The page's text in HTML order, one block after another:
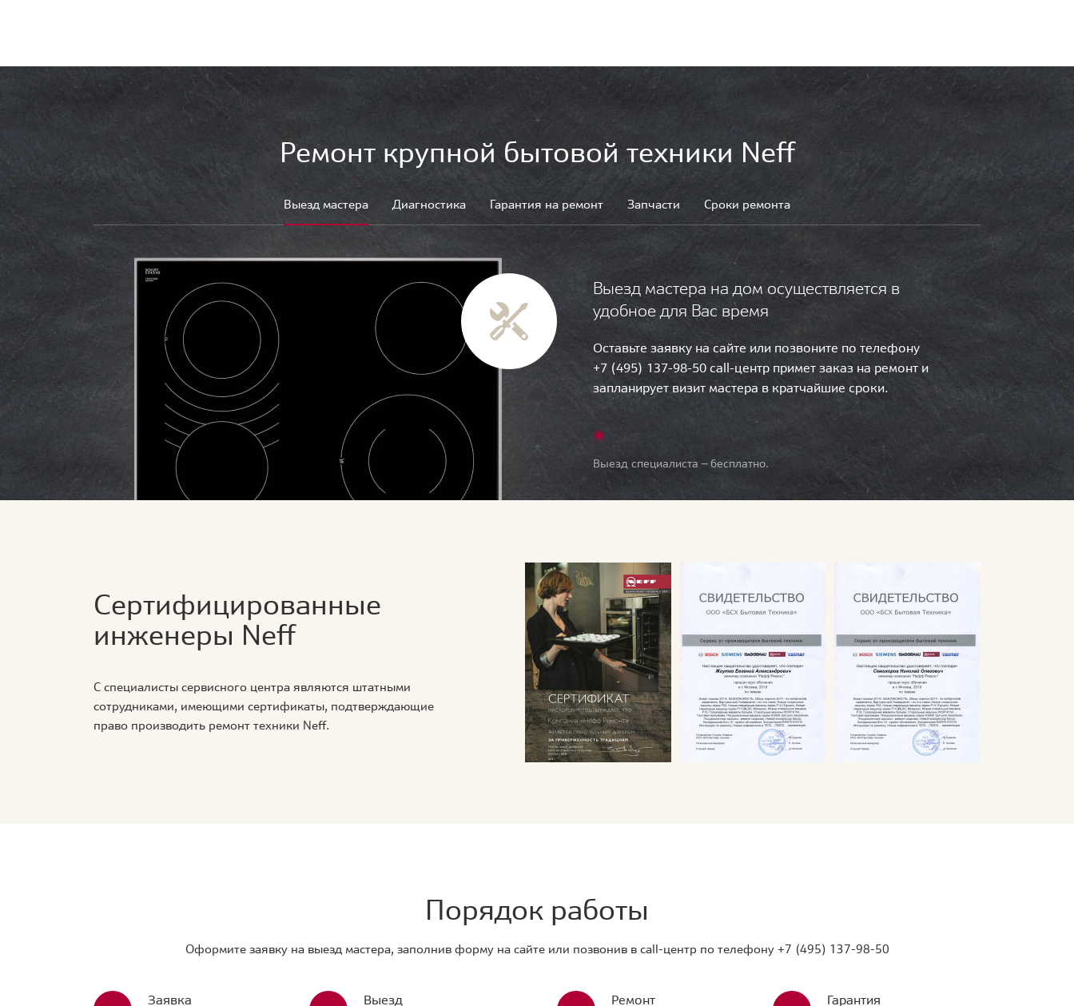
Ремонт крупной бытовой техники Neff
Выезд мастера Диагностика Гарантия на ремонт Запчасти Сроки ремонта
Выезд мастера на дом осуществляется в
удобное для Вас время
Оставьте заявку на сайте или позвоните по телефону
+7 (495) 137-98-50 call-центр примет заказ на ремонт и
запланирует визит мастера в кратчайшие сроки.
Выезд специалиста — бесплатно.
Сертифицированные
инженеры Neff
С специалисты сервисного центра являются штатными
сотрудниками, имеющими сертификаты, подтверждающие
право производить ремонт техники Neff.
Порядок работы
Оформите заявку на выезд мастера, заполнив форму на сайте или позвонив в call-центр по телефону +7 (495) 137-98-50
Заявка Выезд Ремонт Гарантия